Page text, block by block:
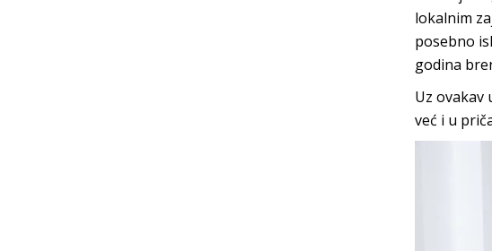
lokalnim
posebno
godina
Uz ovakav
već i u